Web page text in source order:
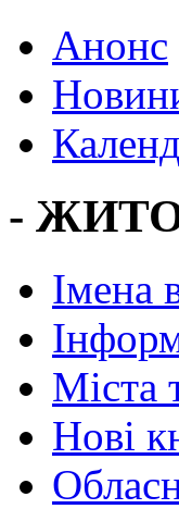
Анонс
-
Імена
Міста
Нові